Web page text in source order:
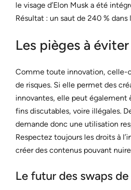
le visage d’Elon Musk a été
Résultat : un saut de 240 % dans
Les pièges à éviter
Comme toute innovation, celle-
de risques. Si elle permet des
innovantes, elle peut également
fins discutables, voire illégales.
demande donc une utilisation
Respectez toujours les droits à
créer des contenus pouvant
Le futur des swaps